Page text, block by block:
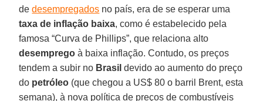
dedesempregados no país, era de se esperar uma
taxa de inflação baixa, como é estabelecido pela
famosa “Curva de Phillips”, que relaciona alto
desemprego à baixa inflação. Contudo, os preços
tendem a subir no Brasil devido ao aumento do preço
do petróleo (que chegou a US$ 80 o barril Brent, esta
semana), à nova política de preços de combustíveis